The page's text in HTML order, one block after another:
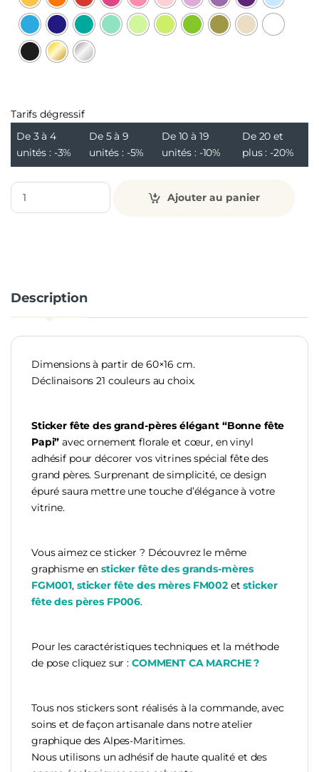
Tarifs dégressif
De 3 à 4
unités :-3%
De 5 à 9
unités : -5%
De 10 à 19
unités : -10%
De 20 et
plus : -20%
Ajouter au panier
Description
Dimensions à partir de 60×16 cm.
Déclinaisons 21 couleurs au choix.
Sticker fête des grand-pères élégant “Bonne fête
Papi”avec ornement florale et cœur, en vinyl
adhésif pour décorer vos vitrines spécial fête des
grand pères. Surprenant de simplicité, ce design
épuré saura mettre une touche d’élégance à votre
vitrine.
Vous aimez ce sticker ? Découvrez le même
graphisme ensticker fête des grands-mères
FGM001, sticker fête des mères FM002 etsticker
fête des pères FP006.
Pour les caractéristiques techniques et la méthode
de pose cliquez sur : COMMENT CA MARCHE ?
Tous nos stickers sont réalisés à la commande, avec
soins et de façon artisanale dans notre atelier
graphique des Alpes-Maritimes.
Nous utilisons un adhésif de haute qualité et des